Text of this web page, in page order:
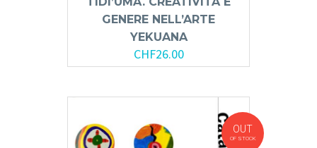
GENERE NELL’ARTE
YEKUANA
CHF26.00
OUT
OF STOCK